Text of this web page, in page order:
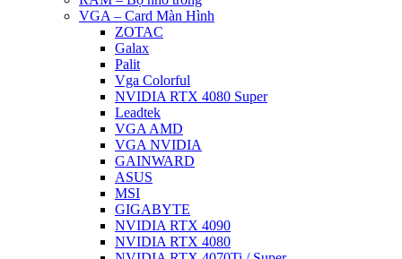
VGA – Card Màn Hình
ZOTAC
Galax
Palit
Vga Colorful
NVIDIA RTX 4080 Super
Leadtek
VGA AMD
VGA NVIDIA
GAINWARD
ASUS
MSI
GIGABYTE
NVIDIA RTX 4090
NVIDIA RTX 4080